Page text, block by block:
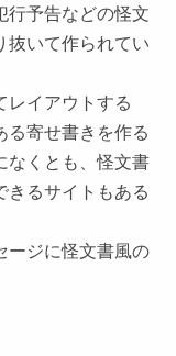
行予告などの怪文
抜いて作られてい
レイアウトする
る寄せ書きを作る
なくとも、怪文書
きるサイトもある
ージに怪文書風の